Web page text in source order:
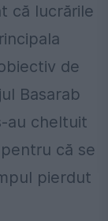
că lucrările
de
Basarab
au cheltuit
că se
pierdut